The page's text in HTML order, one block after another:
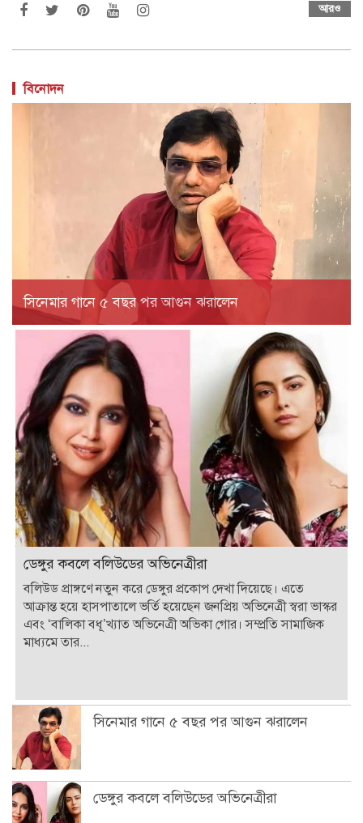
আরও
বিনোদন
সিনেমার গানে ৫ বছর পর আগুন ঝরালেন
ডেঙ্গুর কবলে বলিউডের অভিনেত্রীরা
বলিউড প্রাঙ্গণে নতুন করে ডেঙ্গুর প্রকোপ দেখা দিয়েছে। এতে
আক্রান্ত হয়ে হাসপাতালে ভর্তি হয়েছেন জনপ্রিয় অভিনেত্রী স্বরা ভাস্কর
এবং ‘বালিকা বধূ’খ্যাত অভিনেত্রী অভিকা গোর। সম্প্রতি সামাজিক
মাধ্যমে তার...
সিনেমার গানে ৫ বছর পর আগুন ঝরালেন
ডেঙ্গুর কবলে বলিউডের অভিনেত্রীরা